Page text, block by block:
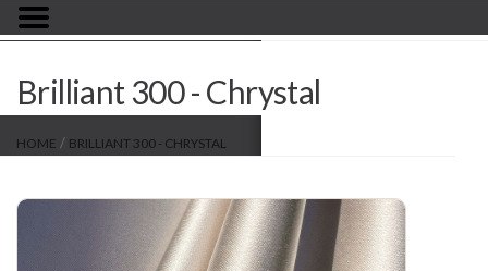
Restanten
Brilliant 300 - Chrystal
HOME / BRILLIANT 300 - CHRYSTAL